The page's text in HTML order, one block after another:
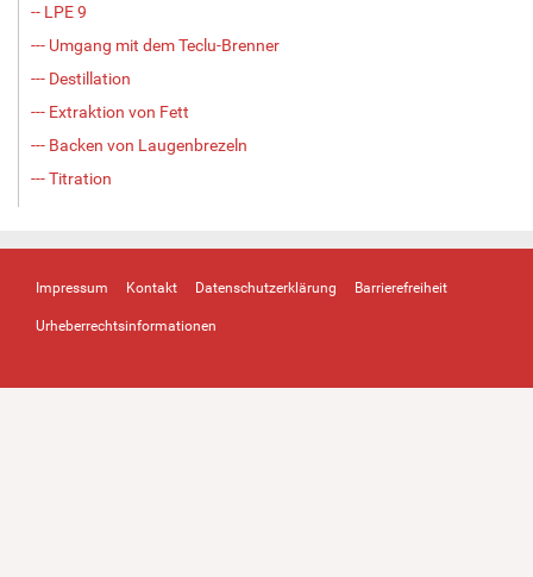
-- LPE 9
--- Umgang mit dem Teclu-Brenner
--- Destillation
--- Extraktion von Fett
--- Backen von Laugenbrezeln
--- Titration
Impressum Kontakt Datenschutzerklärung Barrierefreiheit
Urheberrechtsinformationen